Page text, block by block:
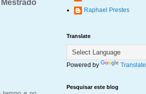
Raphael Prestes
Translate
Powered by Translate
Pesquisar este blog